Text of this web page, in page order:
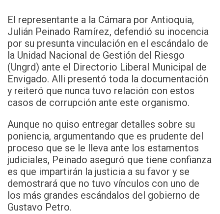
El representante a la Cámara por Antioquia,
Julián Peinado Ramírez, defendió su inocencia
por su presunta vinculación en el escándalo de
la Unidad Nacional de Gestión del Riesgo
(Ungrd) ante el Directorio Liberal Municipal de
Envigado. Alli presentó toda la documentación
y reiteró que nunca tuvo relación con estos
casos de corrupción ante este organismo.
Aunque no quiso entregar detalles sobre su
poniencia, argumentando que es prudente del
proceso que se le lleva ante los estamentos
judiciales, Peinado aseguró que tiene confianza
es que impartirán la justicia a su favor y se
demostrará que no tuvo vínculos con uno de
los más grandes escándalos del gobierno de
Gustavo Petro.